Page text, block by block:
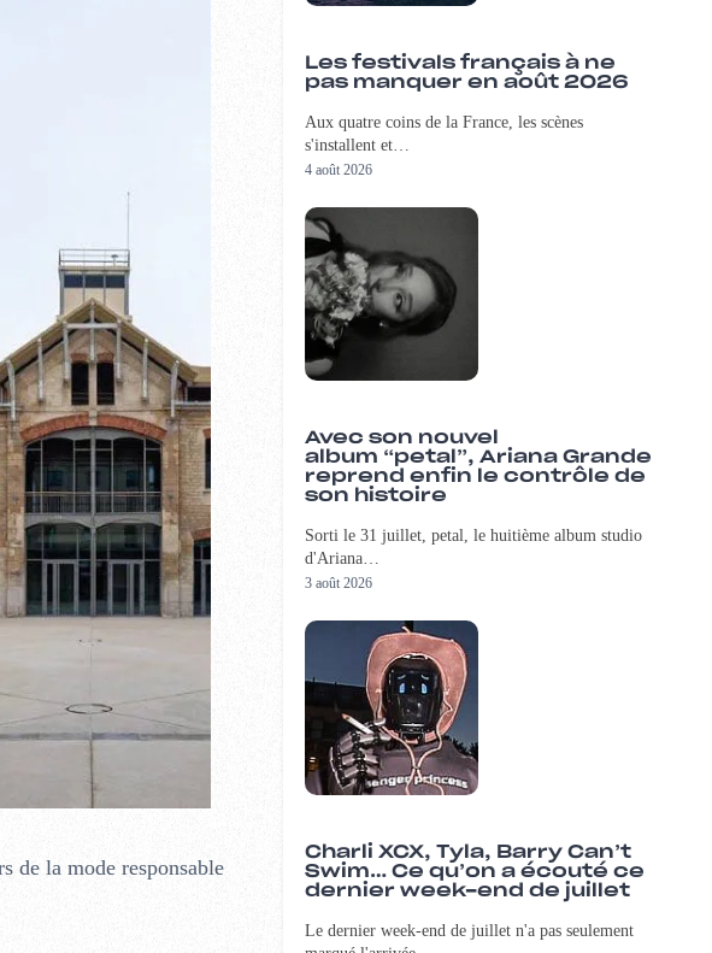
de la mode responsable
Les festivals français à ne
pas manquer en août 2026
Aux quatre coins de la France, les scènes
s'installent et…
4 août 2026
Avec son nouvel
album “petal”, Ariana Grande
reprend enfin le contrôle de
son histoire
Sorti le 31 juillet, petal, le huitième album studio
d'Ariana…
3 août 2026
Charli XCX, Tyla, Barry Can’t
Swim… Ce qu’on a écouté ce
dernier week-end de juillet
Le dernier week-end de juillet n'a pas seulement